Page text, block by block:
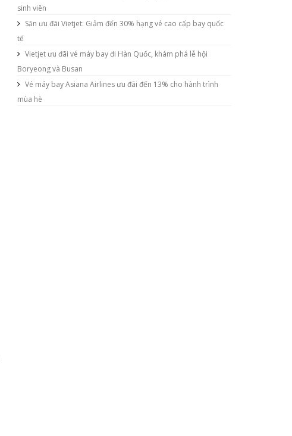
sinh viên
Săn ưu đãi Vietjet: Giảm đến 30% hạng vé cao cấp bay quốc
tế
Vietjet ưu đãi vé máy bay đi Hàn Quốc, khám phá lễ hội
Boryeong và Busan
Vé máy bay Asiana Airlines ưu đãi đến 13% cho hành trình
mùa hè